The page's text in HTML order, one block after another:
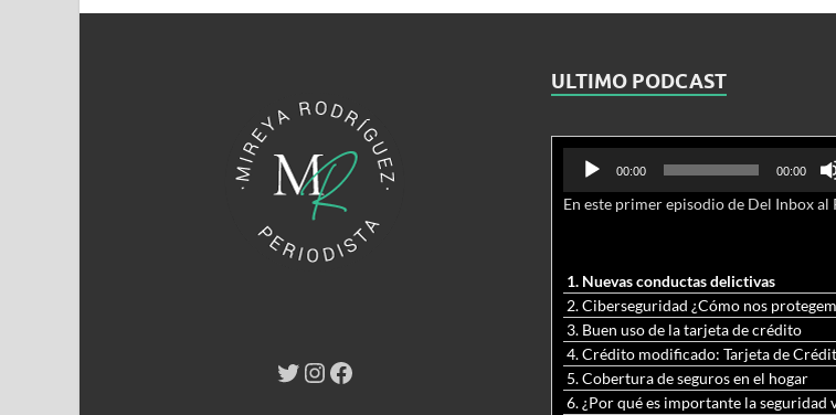
ULTIMO PODCAST
Reproductor
audio
00:00 00:00
1. Nuevas conductas delictivas
2. Ciberseguridad ¿Cómo nos
3. Buen uso de la tarjeta de crédito
4. Crédito modificado: Tarjeta de
5. Cobertura de seguros en el hogar
6. ¿Por qué es importante la seguridad